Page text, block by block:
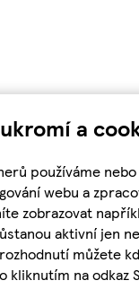
a
používáme
webu a
zobrazovat
aktivní jen
můžete
kliknutím na odkaz